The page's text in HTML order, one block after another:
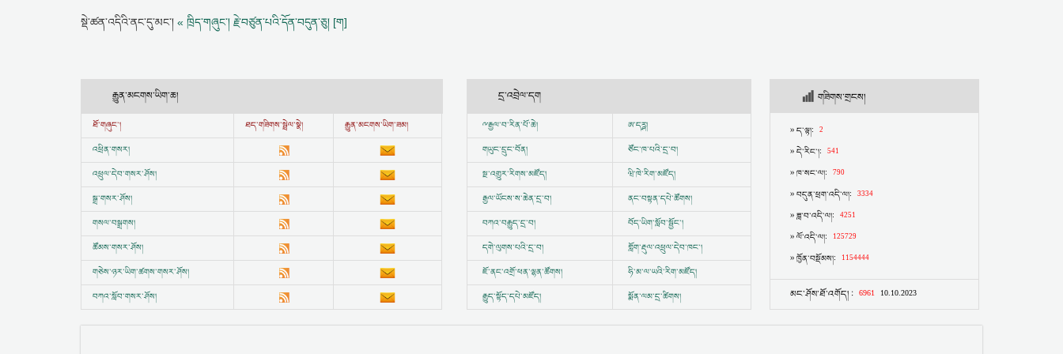
སྡེ་ཚན་འདིའི་ནང་དུ་མང་། « ཁྲིད་གཞུང་། རྗེ་བཙུན་པའི་དོན་བདུན་ཅུ། [ག]
རྒྱུན་མངགས་ཡིག་ཆ།
ཐོ་གཞུང་། ཐད་གཟིགས་སྦྲེལ་སྣེ།
རྒྱུན་མངགས་ཡིག་ཟམ།
འཕྲིན་གསར།
འཕྲུལ་དེབ་གསར་ཤོས།
སྒྲ་གསར་ཤོས།
གསལ་བསྒྲགས།
ཚོམས་གསར་ཤོས།
གཅེས་ཉར་ཡིག་ཚགས་གསར་ཤོས།
བཀའ་སློབ་གསར་ཤོས།
དྲ་འབྲེལ་དག
ྋརྒྱལ་བ་རིན་པོ་ཆེ།
ཨ་དཪྴ།
གཡུང་དྲུང་བོན།
ཙོང་ཁ་པའི་དྲ་བ།
སྔ་འགྱུར་རིགས་མཛོད།
ཝི་ཁེ་རིག་མཛོད།
རྒྱལ་ཡོངས་ས་ཆེན་དྲ་བ།
ནང་བསྟན་དཔེ་ཚོགས།
བཀའ་བརྒྱུད་དྲ་བ།
བོད་ཡིག་སློབ་སྦྱོང་།
དགེ་ལུགས་པའི་དྲ་བ།
གློག་རྡུལ་འཕྲུལ་དེབ་ཁང་།
ཇོ་ནང་འགྲོ་ཕན་ལྷན་ཚོགས།
ཧི་མ་ལ་ཡའི་རིག་མཛོད།
རྒྱུད་སྟོད་དཔེ་མཛོད།
སྨོན་ལམ་དྲ་ཚིགས།